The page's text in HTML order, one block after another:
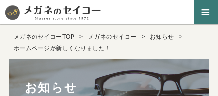
≡
メガネのセイコーTOP メガネのセイコー
お知らせ
ホームページが新しくなりました！
お知らせ